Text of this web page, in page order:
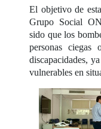
El objetivo de
Grupo Social
sido que los
personas ciegas
discapacidades,
vulnerables en